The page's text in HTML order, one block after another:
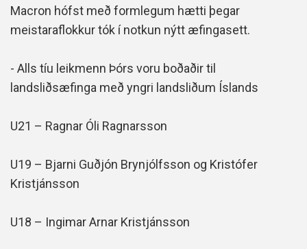
Macron hófst með formlegum hætti þegar
meistaraflokkur tók í notkun nýtt æfingasett.
- Alls tíu leikmenn Þórs voru boðaðir til
landsliðsæfinga með yngri landsliðum Íslands
U21 – Ragnar Óli Ragnarsson
U19 – Bjarni Guðjón Brynjólfsson og Kristófer
Kristjánsson
U18 – Ingimar Arnar Kristjánsson